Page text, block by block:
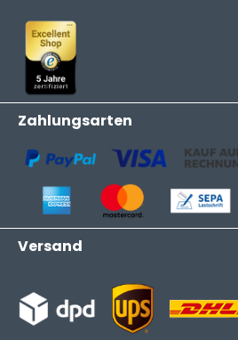
Zahlungsarten
Versand